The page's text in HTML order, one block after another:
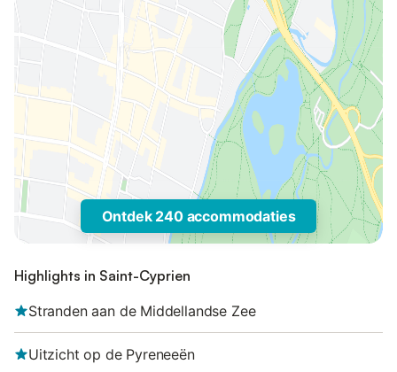
Ontdek 240 accommodaties
Highlights in Saint-Cyprien
Stranden aan de Middellandse Zee
Uitzicht op de Pyreneeën